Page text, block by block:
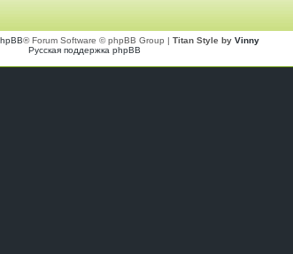
® Forum Software © phpBB Group | Titan Style by Vinny
Русская поддержка phpBB